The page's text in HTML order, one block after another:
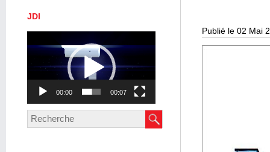
JDI
vidéo
00:00 00:07
Publié le 02 Mai